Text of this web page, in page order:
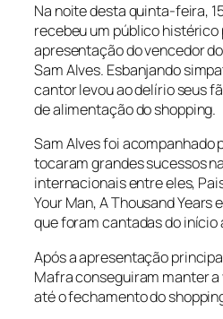
Na noite desta quinta-feira,
recebeu um público histérico
apresentação do vencedor
Sam Alves. Esbanjando
cantor levou ao delírio seus
de alimentação do shopping.
Sam Alves foi acompanhado
tocaram grandes sucessos
internacionais entre eles,
Your Man, A Thousand
que foram cantadas do início
Após a apresentação
Mafra conseguiram manter a
até o fechamento do